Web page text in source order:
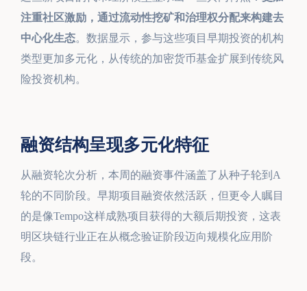
注重社区激励，通过流动性挖矿和治理权分配来构建去
中心化生态。数据显示，参与这些项目早期投资的机构
类型更加多元化，从传统的加密货币基金扩展到传统风
险投资机构。
融资结构呈现多元化特征
从融资轮次分析，本周的融资事件涵盖了从种子轮到A
轮的不同阶段。早期项目融资依然活跃，但更令人瞩目
的是像Tempo这样成熟项目获得的大额后期投资，这表
明区块链行业正在从概念验证阶段迈向规模化应用阶
段。